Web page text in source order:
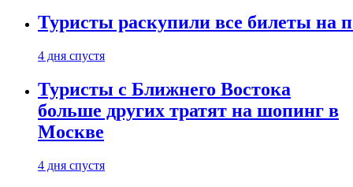
Туристы раскупили все билеты на
4 дня спустя
Туристы с Ближнего Востока
больше других тратят на шопинг в
Москве
4 дня спустя